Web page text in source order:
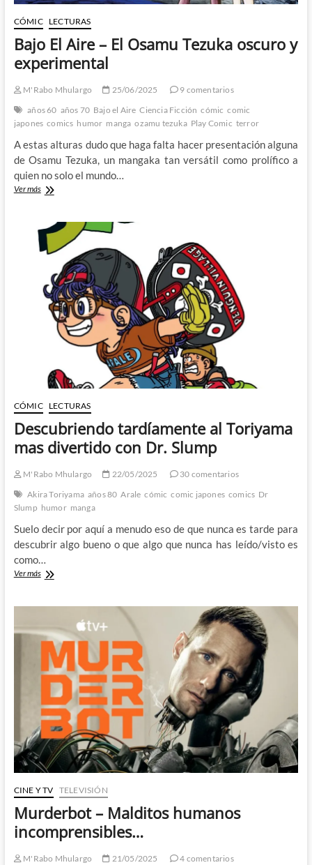
CÓMIC LECTURAS
Bajo El Aire – El Osamu Tezuka oscuro y
experimental
M'Rabo Mhulargo 25/06/2025
9 comentarios
años 60 años 70 Bajo el Aire Ciencia Ficción cómic comic
japones comics humor manga ozamu tezuka Play Comic terror
A estas alturas dudo que haga falta hacer presentación alguna
de Osamu Tezuka, un mangaka tan versátil como prolífico a
quien no solo el mundo…
Ver másBajo
El
Osamu
Tezuka
oscuro
y
experimental
CÓMIC LECTURAS
Descubriendo tardíamente al Toriyama
mas divertido con Dr. Slump
M'Rabo Mhulargo 22/05/2025
30 comentarios
Akira Toriyama años 80 Arale cómic comic japones comics Dr
Slump humor manga
Suelo decir por aquí a menudo eso de que nunca es tarde para
descubrir algo bueno o que algo que nunca has leído/visto es
como…
Ver másDescubriendo
divertido
Slump
CINE Y TV TELEVISIÓN
Murderbot – Malditos humanos
incomprensibles…
M'Rabo Mhulargo 21/05/2025
4 comentarios